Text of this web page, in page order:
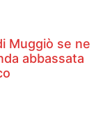
Muggiò se ne
abbassata